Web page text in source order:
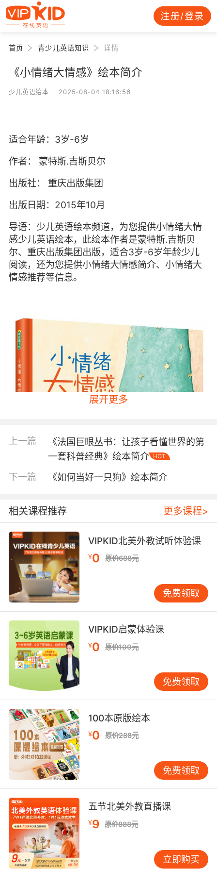
注册/登录
首页 青少儿英语知识 详情
《小情绪大情感》绘本简介
少儿英语绘本 2025-08-04 18:16:56
适合年龄：3岁-6岁
作者：
蒙特斯.吉斯贝尔
出版社：
重庆出版集团
出版日期：2015年10月
导语：少儿英语绘本频道，为您提供小情绪大情
感少儿英语绘本，此绘本作者是蒙特斯.吉斯贝
尔、重庆出版集团出版，适合3岁-6岁年龄少儿
阅读，还为您提供小情绪大情感简介、小情绪大
情感推荐等信息。
内容简介
具；忌妒妈妈对妹妹好；总是胆怯害羞；爱发脾
气……从出生的第一天起，每个孩子的成长都需要
面对自己的各种正负情绪。如果孩子们能够清晰
地了解这些情绪究竟是怎么回事，就会慢慢地不
再受它们的控制，进而建立起自己丰富稳定的情
感世界。
的画风，细腻准确的笔触，描述了孩子们成长中
遇到的34种情绪，带领孩子们去认识自己的心
灵，摆脱负面情绪控制的同时，增强对快乐幸福
的感知能力。绘本的插画都是孩子们最熟悉的日
常场景，能唤起孩子们最强烈的共鸣。绘本的法
语原版是诗体语言，汉语的译者树才先生也是一
位著名的翻译家和诗人，他的译文也是诗的形
式，既忠实于原文，又做到了汉语的生动准确和
贴近孩子的思维，饱含着对孩子最深的理解、认
同和鼓励。
展开更多
上一篇
《法国巨眼丛书：让孩子看懂世界的第
一套科普经典》绘本简介
HOT
下一篇 《如何当好一只狗》绘本简介
相关课程推荐 更多课程>
VIPKID北美外教试听体验课
¥0 原价688元
免费领取
VIPKID启蒙体验课
¥0 原价100元
免费领取
100本原版绘本
¥0 原价288元
免费领取
五节北美外教直播课
¥9 原价888元
立即购买